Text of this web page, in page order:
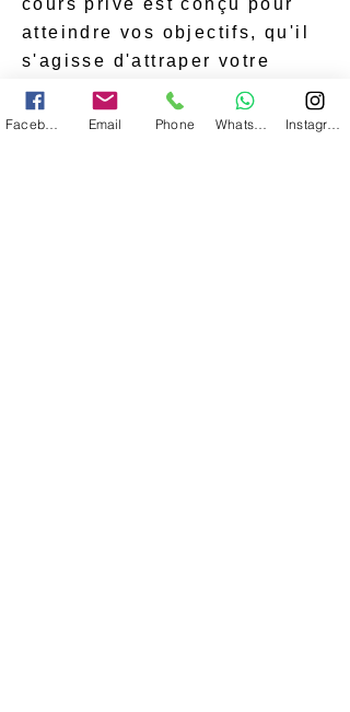
cours privé est conçu pour
atteindre vos objectifs, qu'il
s'agisse d'attraper votre
première vague ou de
progresser dans des
Email Phone